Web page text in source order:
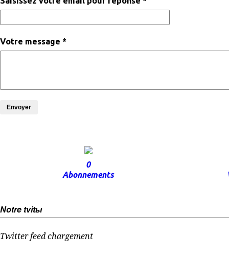
Votre message *
Envoyer
0
Abonnements
Notre tvitы
Twitter feed chargement